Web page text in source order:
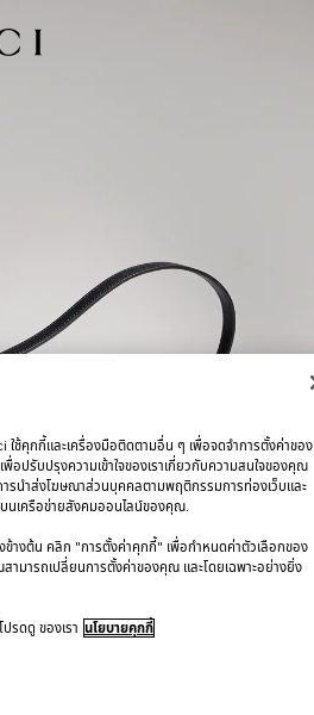
ใช้คุกกี้และเครื่องมือติดตามอื่น ๆ เพื่อจดจำการตั้งค่าของ
อปรับปรุงความเข้าใจของเราเกี่ยวกับความสนใจของคุณ
ารนำส่งโฆษณาส่วนบุคคลตามพฤติกรรมการท่องเว็บและ
บนเครือข่ายสังคมออนไลน์ของคุณ.
งต้น คลิก "การตั้งค่าคุกกี้" เพื่อกำหนดค่าตัวเลือกของ
ารถเปลี่ยนการตั้งค่าของคุณ และโดยเฉพาะอย่างยิ่ง
รดดู ของเรา นโยบายคุกกี้